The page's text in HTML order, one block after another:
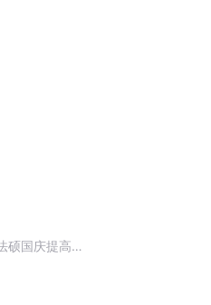
硕国庆提高班